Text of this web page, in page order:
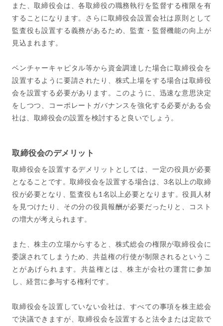
また、取締役会は、各取締役の職務執行を監督する権限を有
することになります。さらに取締役会設置会社は原則として
監査役も設置する義務があるため、監査・監督機能の向上が
見込まれます。
ベンチャーキャピタル等から資金調達した場合に取締役会を
設置するように要請されたり、株式上場をする場合は取締役
会を設置する必要があります。このように、迅速な意思決定
をしつつ、コーポレートガバナンスを強化する必要がある会
社は、取締役会の設置を検討すると良いでしょう。
取締役会のデメリット
取締役会を設置するデメリットとしては、一定の役員が必要
となることです。取締役会を設置する場合は、3名以上の取締
役が必要となり、監査役も1名以上必要となります。役員人材
を見つけたり、その分の役員報酬が必要だったりと、コスト
の増大が考えられます。
また、株主の立場からすると、株式総会の権限が取締役会に
委譲されてしまうため、共益権の行使が制限されるというこ
とがあげられます。共益権とは、株主が会社の運営に参加
し、経営に参与する権利です。
取締役会を設置していない会社は、すべての事項を株主総会
で決議できますが、取締役会を設置すると法令または定款で